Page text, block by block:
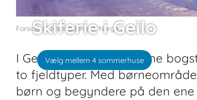
Skiferie i Geilo
Vælg mellem 4 sommerhuse
Forside Destinationer Norge
I Geilo ligger oplevelserne
to fjeldtyper. Med
børn og begyndere på den